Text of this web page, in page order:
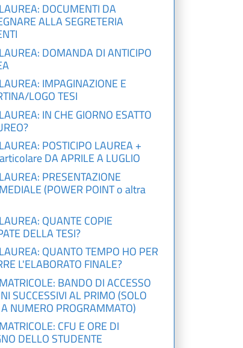
DOCUMENTI DA
ALLA SEGRETERIA
DOMANDA DI ANTICIPO
IMPAGINAZIONE E
LOGO TESI
IN CHE GIORNO ESATTO
POSTICIPO LAUREA +
DA APRILE A LUGLIO
PRESENTAZIONE
(POWER POINT o altra
QUANTE COPIE
DELLA TESI?
QUANTO TEMPO HO PER
L'ELABORATO FINALE?
BANDO DI ACCESSO
SUCCESSIVI AL PRIMO (SOLO
NUMERO PROGRAMMATO)
CFU E ORE DI
DELLO STUDENTE